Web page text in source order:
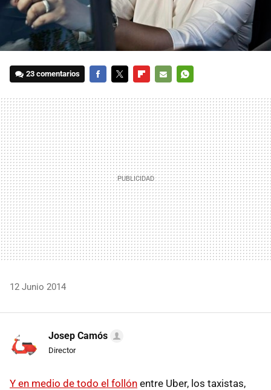
23 comentarios
MAIL
12 Junio 2014
Josep Camós
Director
Y en medio de todo el follón entre Uber, los taxistas,